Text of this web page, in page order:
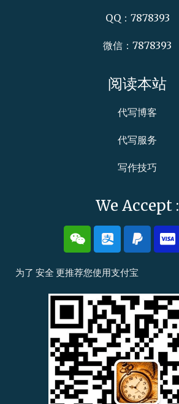
QQ：7878393
微信：7878393
阅读本站
代写博客
代写服务
写作技巧
We Accept :
W
e
i
x
n
A
l
i
p
y
P
a
y
p
l
C
c
-
s
a
为了 安全 更推荐您使用支付宝